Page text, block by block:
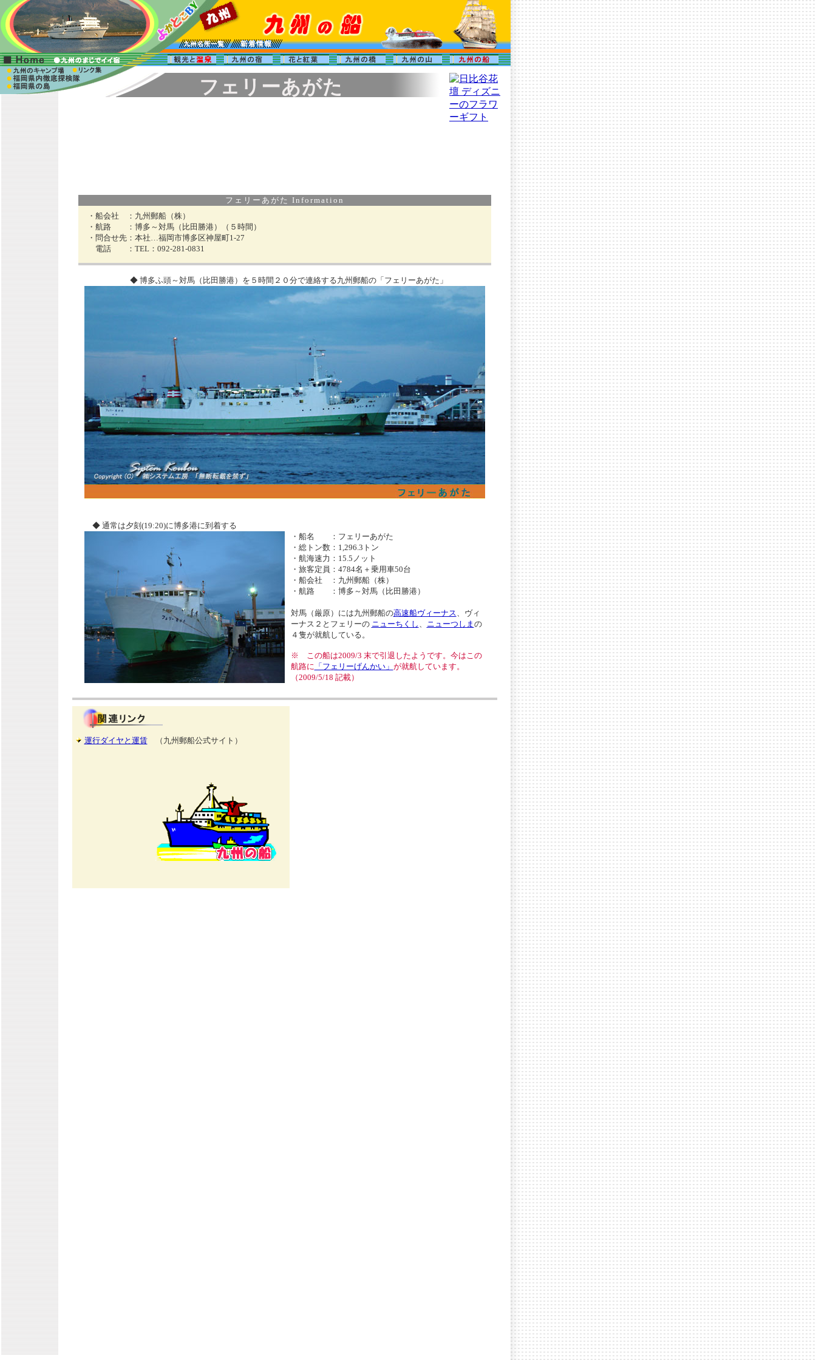
フェリーあがた
フェリーあがた Information
・船会社 ： 九州郵船（株）
・航路 ： 博多～対馬（比田勝港）（５時間）
・問合せ先： 本社…福岡市博多区神屋町1-27
電話 ： TEL：092-281-0831
◆ 博多ふ頭～対馬（比田勝港）を５時間２０分で連絡する九州郵船の「フェリーあがた」
◆ 通常は夕刻(19:20)に博多港に到着する
・船名 ：フェリーあがた
・総トン数：1,296.3トン
・航海速力：15.5ノット
・旅客定員：4784名＋乗用車50台
・船会社 ：九州郵船（株）
・航路 ：博多～対馬（比田勝港）
対馬（厳原）には九州郵船の高速船ヴィーナス、ヴィ
ーナス２とフェリーの ニューちくし 、 ニューつしま の
４隻が就航している。
※ この船は2009/3 末で引退したようです。今はこの
航路に 「フェリーげんかい」 が就航しています。
（2009/5/18 記載）
運行ダイヤと運賃（九州郵船公式サイト）